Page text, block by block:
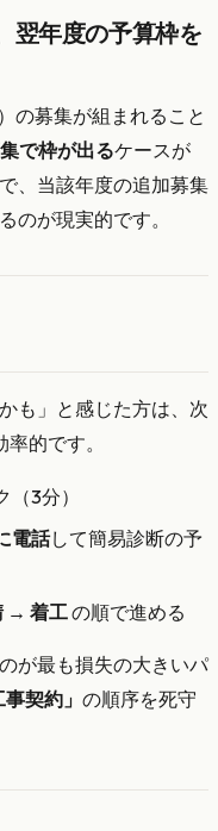
翌年度の予算枠を
の募集が組まれること
で枠が出るケースが
、当該年度の追加募集
のが現実的です。
も」と感じた方は、次
的です。
3分）
電話して簡易診断の予
→ 着工の順で進める
が最も損失の大きいパ
契約」 の順序を死守